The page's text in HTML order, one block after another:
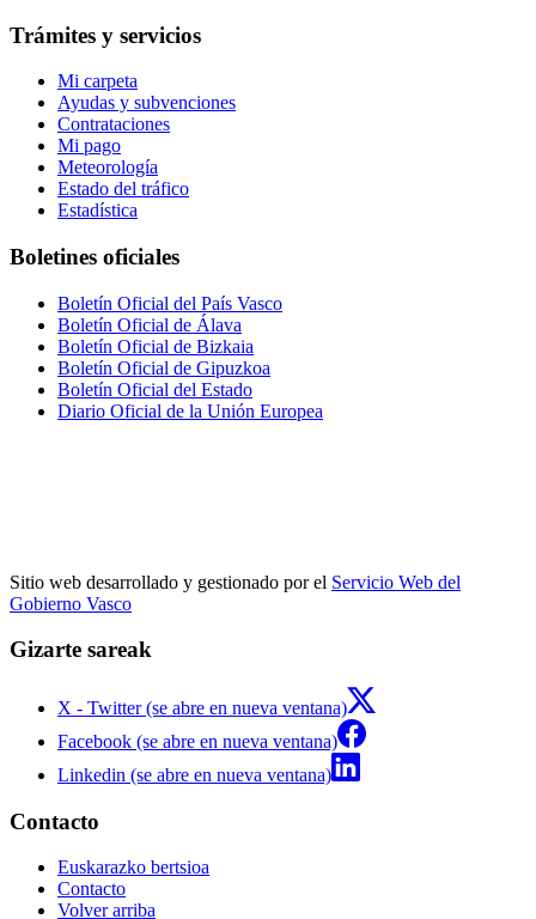
Trámites y servicios
Mi carpeta
Ayudas y subvenciones
Contrataciones
Mi pago
Meteorología
Estado del tráfico
Estadística
Boletines oficiales
Boletín Oficial del País Vasco
Boletín Oficial de Álava
Boletín Oficial de Bizkaia
Boletín Oficial de Gipuzkoa
Boletín Oficial del Estado
Diario Oficial de la Unión Europea
Sitio web desarrollado y gestionado por el Servicio Web del
Gobierno Vasco
Gizarte sareak
X - Twitter (se abre en nueva ventana)
Facebook (se abre en nueva ventana)
Linkedin (se abre en nueva ventana)
Contacto
Euskarazko bertsioa
Contacto
Volver arriba